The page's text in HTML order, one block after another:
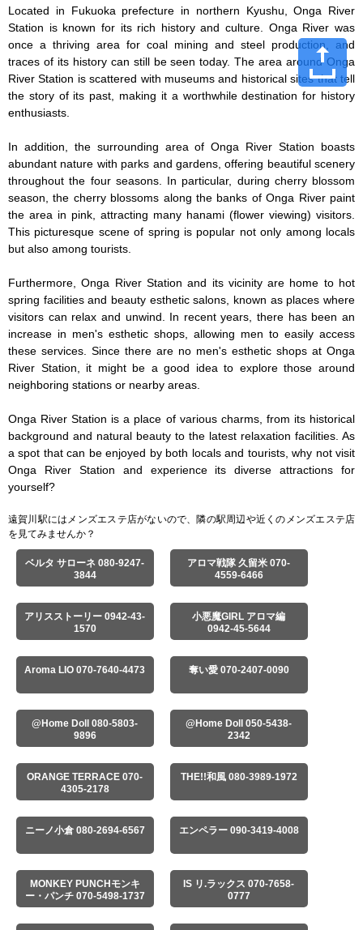
Located in Fukuoka prefecture in northern Kyushu, Onga River
Station is known for its rich history and culture. Onga River was
once a thriving area for coal mining and steel production, and
traces of its history can still be seen today. The area around Onga
River Station is scattered with museums and historical sites that tell
the story of its past, making it a worthwhile destination for history
enthusiasts.
In addition, the surrounding area of Onga River Station boasts
abundant nature with parks and gardens, offering beautiful scenery
throughout the four seasons. In particular, during cherry blossom
season, the cherry blossoms along the banks of Onga River paint
the area in pink, attracting many hanami (flower viewing) visitors.
This picturesque scene of spring is popular not only among locals
but also among tourists.
Furthermore, Onga River Station and its vicinity are home to hot
spring facilities and beauty esthetic salons, known as places where
visitors can relax and unwind. In recent years, there has been an
increase in men's esthetic shops, allowing men to easily access
these services. Since there are no men's esthetic shops at Onga
River Station, it might be a good idea to explore those around
neighboring stations or nearby areas.
Onga River Station is a place of various charms, from its historical
background and natural beauty to the latest relaxation facilities. As
a spot that can be enjoyed by both locals and tourists, why not visit
Onga River Station and experience its diverse attractions for
yourself?
遠賀川駅にはメンズエステ店がないので、隣の駅周辺や近くのメンズエステ店
を見てみませんか？
ベルタ サローネ 080-9247-
3844
アロマ戦隊 久留米 070-
4559-6466
アリスストーリー 0942-43-
1570
小悪魔GIRL アロマ編
0942-45-5644
Aroma LIO 070-7640-4473 奪い愛 070-2407-0090
@Home Doll 080-5803-
9896
@Home Doll 050-5438-
2342
ORANGE TERRACE 070-
4305-2178
THE!!和風 080-3989-1972
ニーノ小倉 080-2694-6567 エンペラー 090-3419-4008
MONKEY PUNCHモンキ
ー・パンチ 070-5498-1737
IS リ.ラックス 070-7658-
0777